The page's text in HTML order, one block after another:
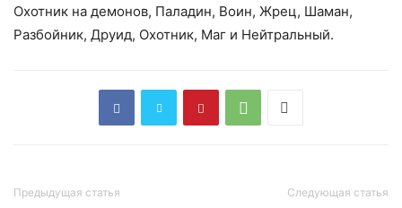
Охотник на демонов, Паладин, Воин, Жрец, Шаман,
Разбойник, Друид, Охотник, Маг и Нейтральный.
Предыдущая статья Следующая статья